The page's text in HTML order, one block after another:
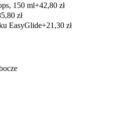
150 ml+42,80 zł
zł
EasyGlide+21,30 zł